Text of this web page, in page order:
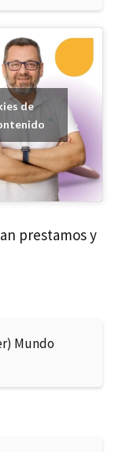
de
prestamos y
Mundo